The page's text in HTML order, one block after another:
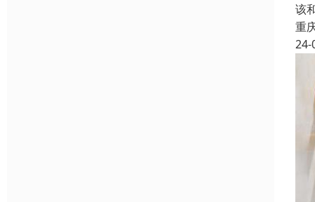
该
重
24-